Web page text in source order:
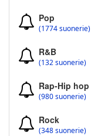
Pop
(1774 suonerie)
R&B
(132 suonerie)
Rap-Hip hop
(980 suonerie)
Rock
(348 suonerie)